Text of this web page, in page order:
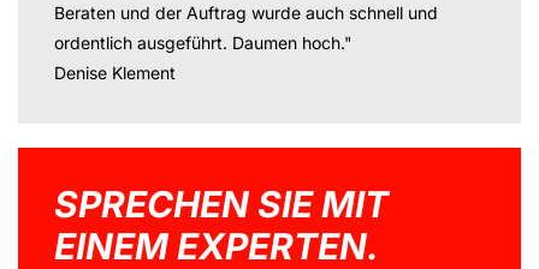
Beraten und der Auftrag wurde auch schnell und
ordentlich ausgeführt. Daumen hoch."
Denise Klement
SPRECHEN SIE MIT
EINEM EXPERTEN.